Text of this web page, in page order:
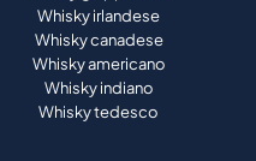
Whisky irlandese
Whisky canadese
Whisky americano
Whisky indiano
Whisky tedesco